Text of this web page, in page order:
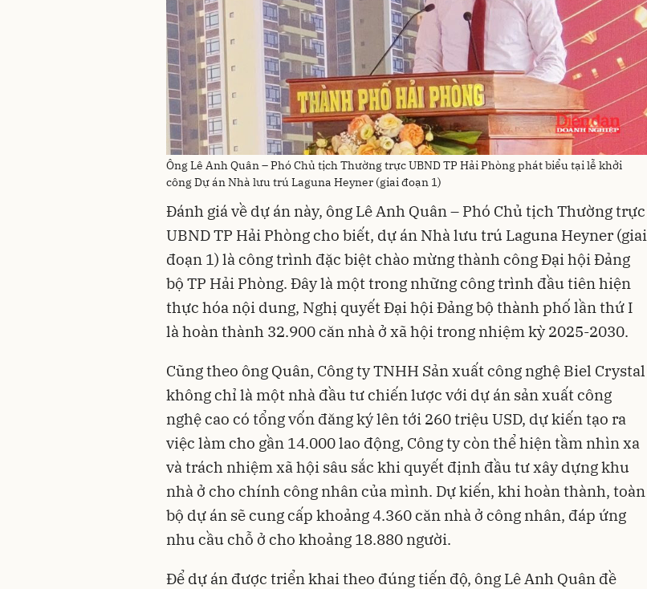
Ông Lê Anh Quân – Phó Chủ tịch Thường trực UBND TP Hải Phòng phát biểu tại lễ khởi
công Dự án Nhà lưu trú Laguna Heyner (giai đoạn 1)
Đánh giá về dự án này, ông Lê Anh Quân – Phó Chủ tịch Thường trực
UBND TP Hải Phòng cho biết, dự án Nhà lưu trú Laguna Heyner (giai
đoạn 1) là công trình đặc biệt chào mừng thành công Đại hội Đảng
bộ TP Hải Phòng. Đây là một trong những công trình đầu tiên hiện
thực hóa nội dung, Nghị quyết Đại hội Đảng bộ thành phố lần thứ I
là hoàn thành 32.900 căn nhà ở xã hội trong nhiệm kỳ 2025-2030.
Cũng theo ông Quân, Công ty TNHH Sản xuất công nghệ Biel Crystal
không chỉ là một nhà đầu tư chiến lược với dự án sản xuất công
nghệ cao có tổng vốn đăng ký lên tới 260 triệu USD, dự kiến tạo ra
việc làm cho gần 14.000 lao động, Công ty còn thể hiện tầm nhìn xa
và trách nhiệm xã hội sâu sắc khi quyết định đầu tư xây dựng khu
nhà ở cho chính công nhân của mình. Dự kiến, khi hoàn thành, toàn
bộ dự án sẽ cung cấp khoảng 4.360 căn nhà ở công nhân, đáp ứng
nhu cầu chỗ ở cho khoảng 18.880 người.
Để dự án được triển khai theo đúng tiến độ, ông Lê Anh Quân đề